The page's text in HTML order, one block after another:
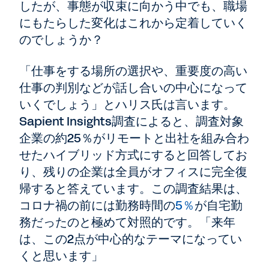
したが、事態が収束に向かう中でも、職場
にもたらした変化はこれから定着していく
のでしょうか？
「仕事をする場所の選択や、重要度の高い
仕事の判別などが話し合いの中心になって
いくでしょう」とハリス氏は言います。
Sapient Insights調査によると、調査対象
企業の約25％がリモートと出社を組み合わ
せたハイブリッド方式にすると回答してお
り、残りの企業は全員がオフィスに完全復
帰すると答えています。この調査結果は、
コロナ禍の前には勤務時間の5％が自宅勤
務だったのと極めて対照的です。「来年
は、この2点が中心的なテーマになってい
くと思います」